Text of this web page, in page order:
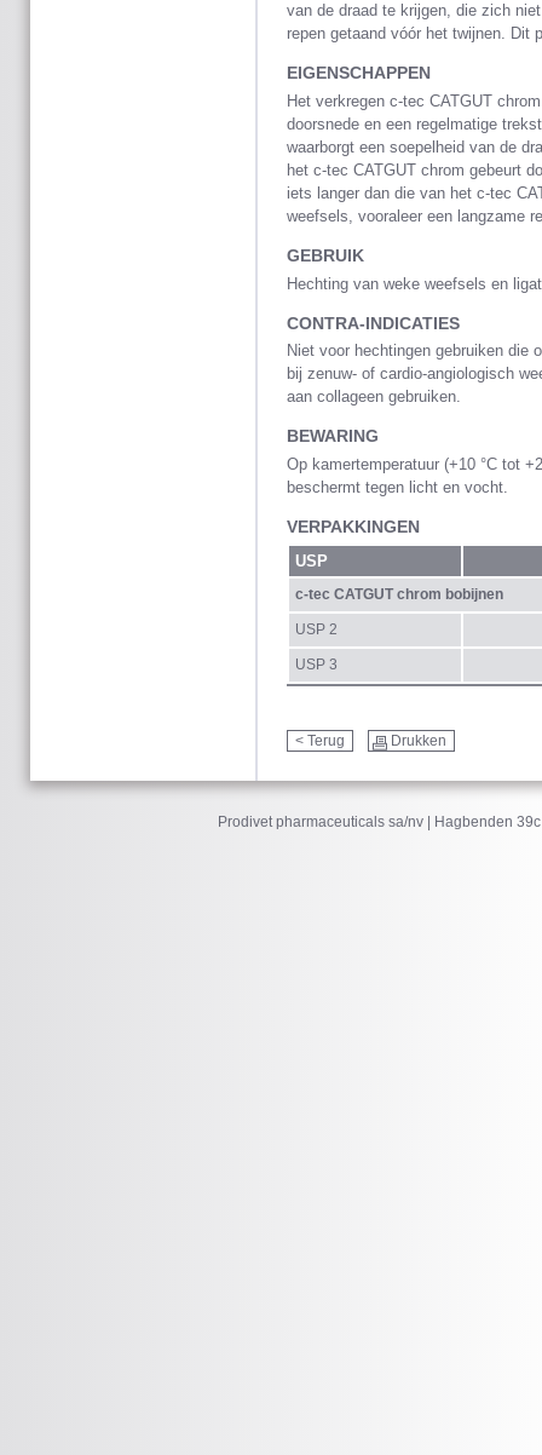
van de draad te krijgen, die zich
repen getaand vóór het twijnen. Dit
EIGENSCHAPPEN
Het verkregen c-tec CATGUT
doorsnede en een regelmatige
waarborgt een soepelheid van de
het c-tec CATGUT chrom gebeurt
iets langer dan die van het c-tec
weefsels, vooraleer een langzame
GEBRUIK
Hechting van weke weefsels en
CONTRA-INDICATIES
Niet voor hechtingen gebruiken die
bij zenuw- of cardio-angiologisch
aan collageen gebruiken.
BEWARING
Op kamertemperatuur (+10 °C tot
beschermt tegen licht en vocht.
VERPAKKINGEN
USP
c-tec CATGUT chrom bobijnen
USP 2
USP 3
< Terug Drukken
Prodivet pharmaceuticals sa/nv | Hagbenden